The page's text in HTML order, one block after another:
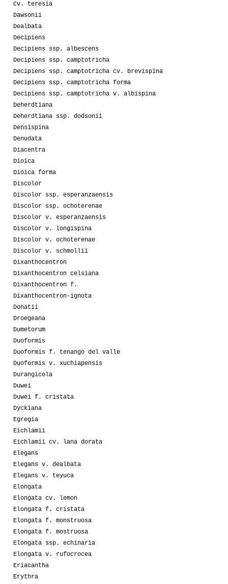
Cv. teresia
Dawsonii
Dealbata
Decipiens
Decipiens ssp. albescens
Decipiens ssp. camptotricha
Decipiens ssp. camptotricha cv. brevispina
Decipiens ssp. camptotricha forma
Decipiens ssp. camptotricha v. albispina
Deherdtiana
Deherdtiana ssp. dodsonii
Densispina
Denudata
Diacentra
Dioica
Dioica forma
Discolor
Discolor ssp. esperanzaensis
Discolor ssp. ochoterenae
Discolor v. esperanzaensis
Discolor v. longispina
Discolor v. ochoterenae
Discolor v. schmollii
Dixanthocentron
Dixanthocentron celsiana
Dixanthocentron f.
Dixanthocentron-ignota
Donatii
Droegeana
Dumetorum
Duoformis
Duoformis f. tenango del valle
Duoformis v. xuchiapensis
Durangicola
Duwei
Duwei f. cristata
Dyckiana
Egregia
Eichlamii
Eichlamii cv. lana dorata
Elegans
Elegans v. dealbata
Elegans v. teyuca
Elongata
Elongata cv. lemon
Elongata f. cristata
Elongata f. monstruosa
Elongata f. mostruosa
Elongata ssp. echinaria
Elongata v. rufocrocea
Eriacantha
Erythra